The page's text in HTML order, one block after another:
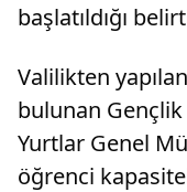
başlatıldığı
Valilikten
bulunan Gençlik
Yurtlar Genel
öğrenci